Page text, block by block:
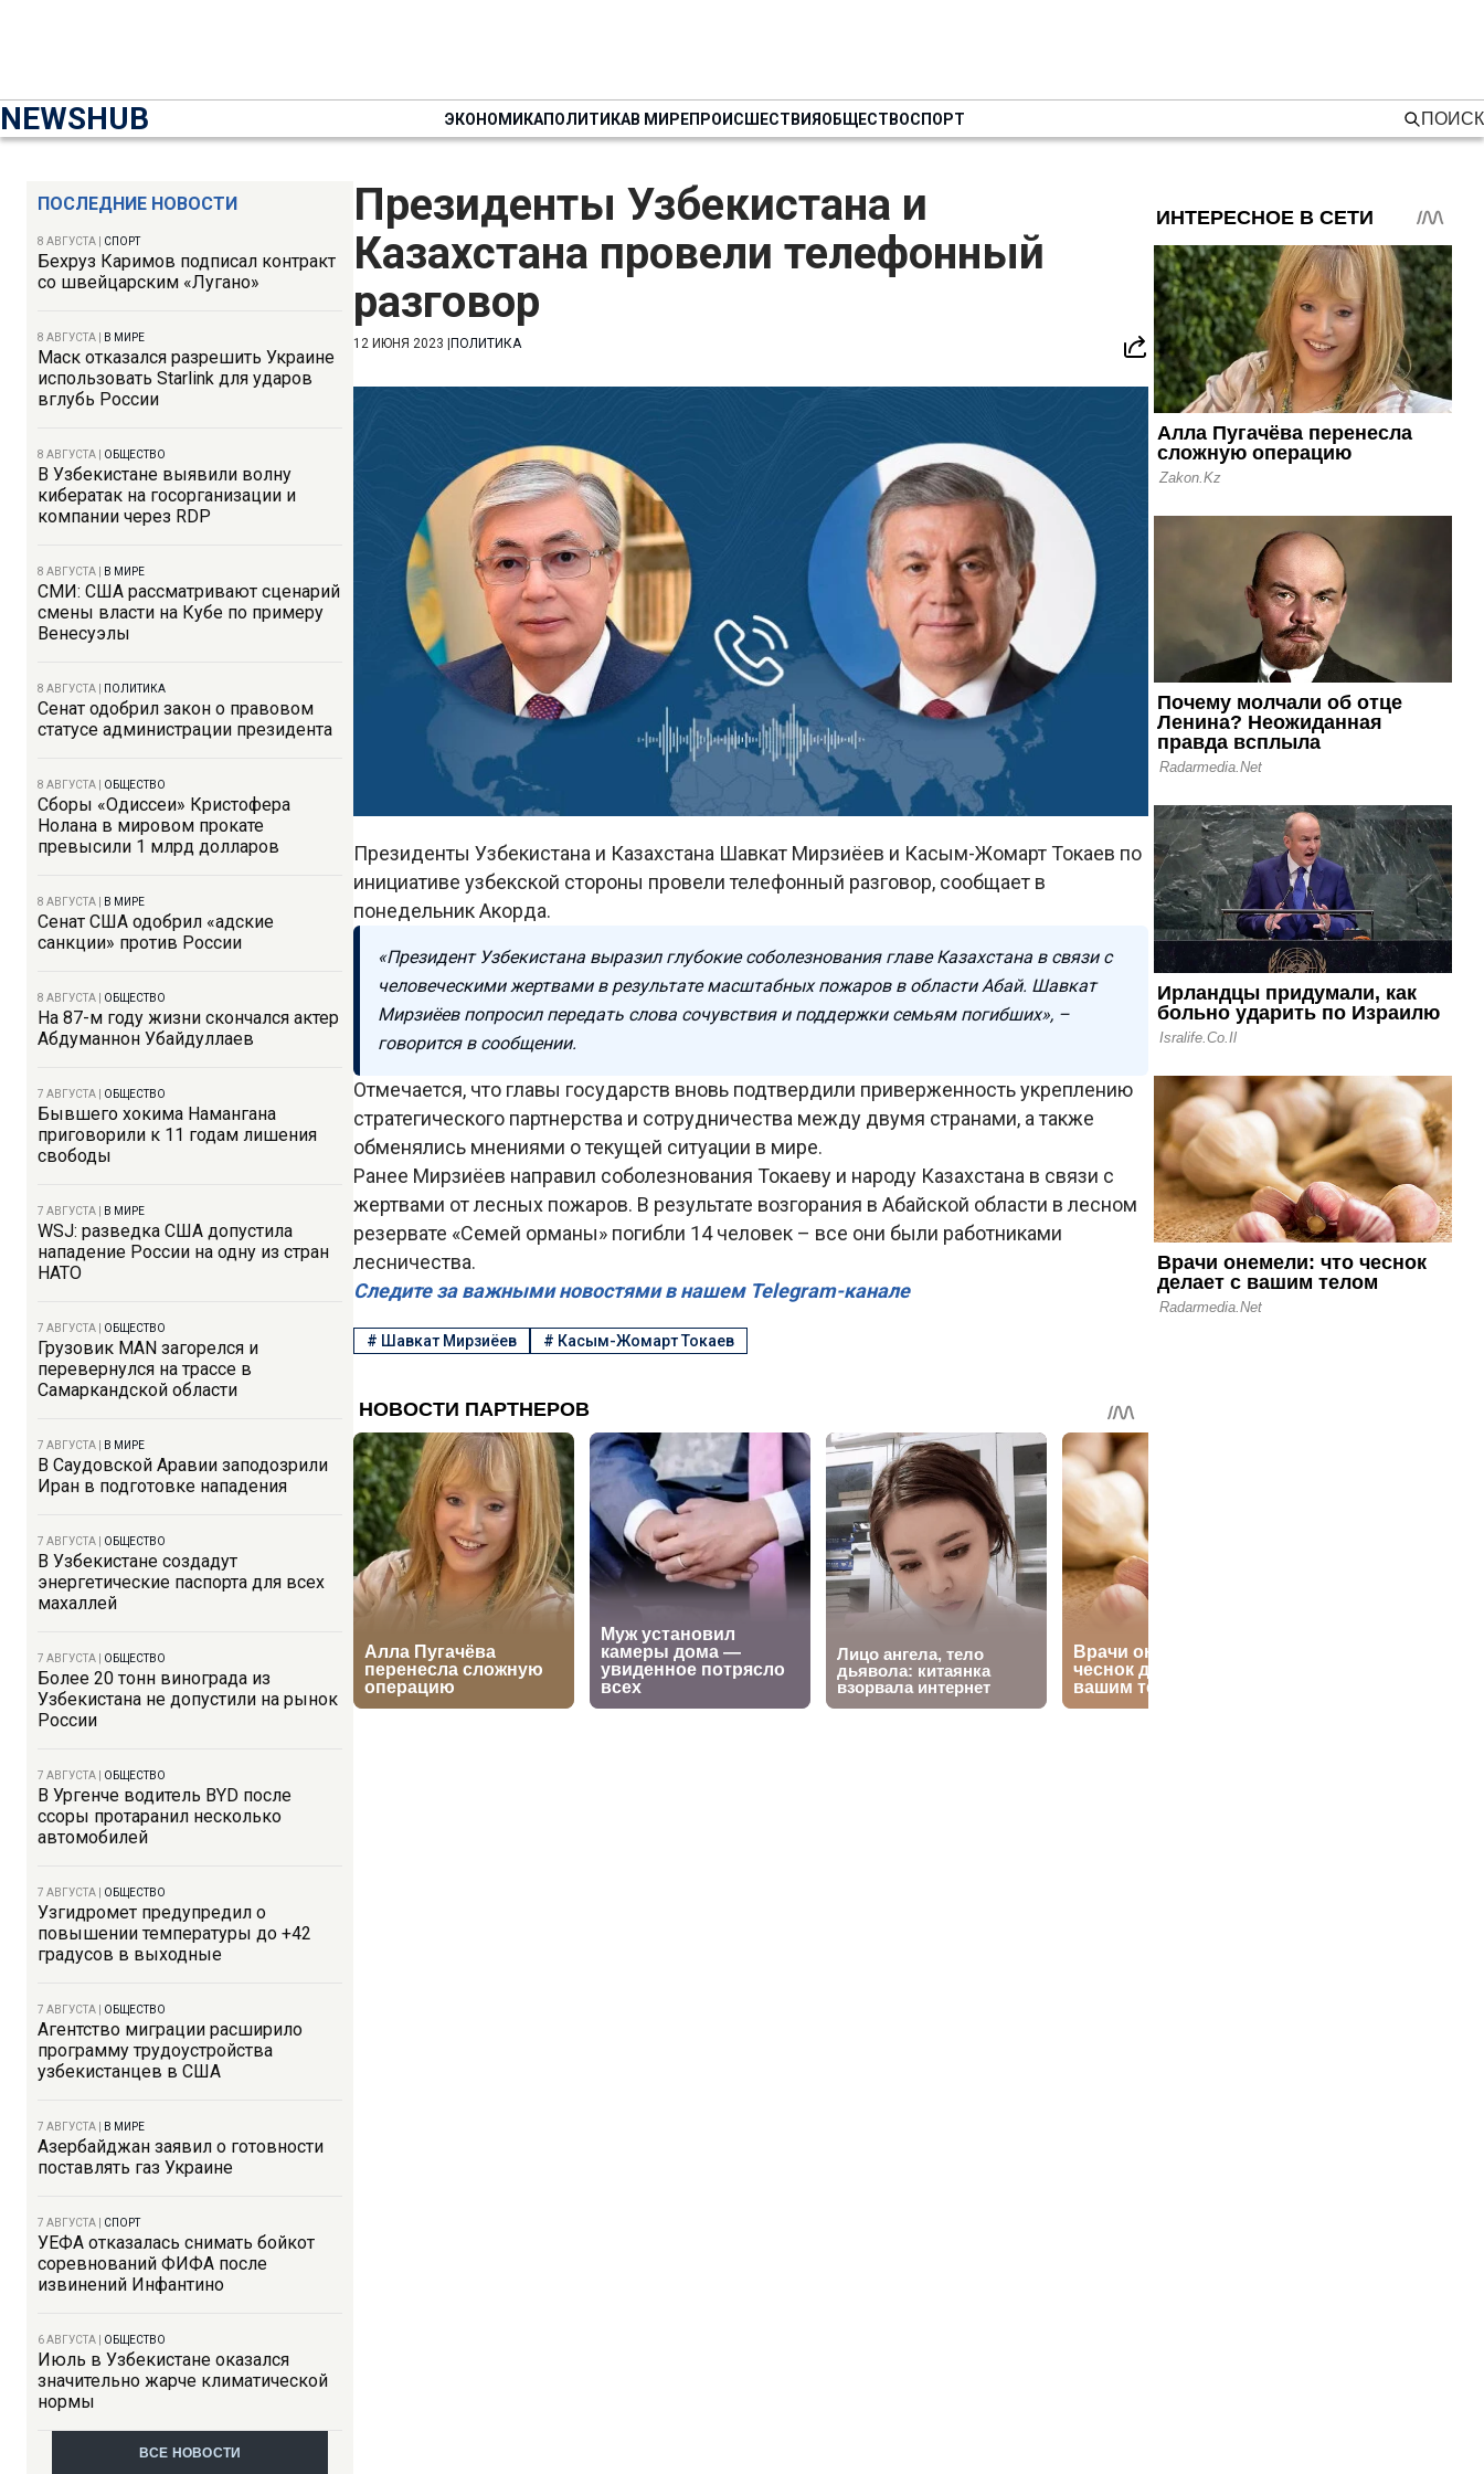
NEWSHUB ЭКОНОМИКАПОЛИТИКАВ МИРЕПРОИСШЕСТВИЯОБЩЕСТВОСПОРТ ПОИСК
ПОСЛЕДНИЕ НОВОСТИ
8 АВГУСТА СПОРТ
Бехруз Каримов подписал контракт
со швейцарским «Лугано»
8 АВГУСТА В МИРЕ
Маск отказался разрешить Украине
использовать Starlink для ударов
вглубь России
8 АВГУСТА ОБЩЕСТВО
В Узбекистане выявили волну
кибератак на госорганизации и
компании через RDP
8 АВГУСТА В МИРЕ
СМИ: США рассматривают сценарий
смены власти на Кубе по примеру
Венесуэлы
8 АВГУСТА ПОЛИТИКА
Сенат одобрил закон о правовом
статусе администрации президента
8 АВГУСТА ОБЩЕСТВО
Сборы «Одиссеи» Кристофера
Нолана в мировом прокате
превысили 1 млрд долларов
8 АВГУСТА В МИРЕ
Сенат США одобрил «адские
санкции» против России
8 АВГУСТА ОБЩЕСТВО
На 87-м году жизни скончался актер
Абдуманнон Убайдуллаев
7 АВГУСТА ОБЩЕСТВО
Бывшего хокима Намангана
приговорили к 11 годам лишения
свободы
7 АВГУСТА В МИРЕ
WSJ: разведка США допустила
нападение России на одну из стран
НАТО
7 АВГУСТА ОБЩЕСТВО
Грузовик MAN загорелся и
перевернулся на трассе в
Самаркандской области
7 АВГУСТА В МИРЕ
В Саудовской Аравии заподозрили
Иран в подготовке нападения
7 АВГУСТА ОБЩЕСТВО
В Узбекистане создадут
энергетические паспорта для всех
махаллей
7 АВГУСТА ОБЩЕСТВО
Более 20 тонн винограда из
Узбекистана не допустили на рынок
России
7 АВГУСТА ОБЩЕСТВО
В Ургенче водитель BYD после
ссоры протаранил несколько
автомобилей
7 АВГУСТА ОБЩЕСТВО
Узгидромет предупредил о
повышении температуры до +42
градусов в выходные
7 АВГУСТА ОБЩЕСТВО
Агентство миграции расширило
программу трудоустройства
узбекистанцев в США
7 АВГУСТА В МИРЕ
Азербайджан заявил о готовности
поставлять газ Украине
7 АВГУСТА СПОРТ
УЕФА отказалась снимать бойкот
соревнований ФИФА после
извинений Инфантино
6 АВГУСТА ОБЩЕСТВО
Июль в Узбекистане оказался
значительно жарче климатической
нормы
ВСЕ НОВОСТИ
Президенты Узбекистана и
Казахстана провели телефонный
разговор
12 ИЮНЯ 2023 ПОЛИТИКА
Президенты Узбекистана и Казахстана Шавкат Мирзиёев и Касым-Жомарт Токаев по
инициативе узбекской стороны провели телефонный разговор, сообщает в
понедельник Акорда.
«Президент Узбекистана выразил глубокие соболезнования главе Казахстана в связи с
человеческими жертвами в результате масштабных пожаров в области Абай. Шавкат
Мирзиёев попросил передать слова сочувствия и поддержки семьям погибших», –
говорится в сообщении.
Отмечается, что главы государств вновь подтвердили приверженность укреплению
стратегического партнерства и сотрудничества между двумя странами, а также
обменялись мнениями о текущей ситуации в мире.
Ранее Мирзиёев направил соболезнования Токаеву и народу Казахстана в связи с
жертвами от лесных пожаров. В результате возгорания в Абайской области в лесном
резервате «Семей орманы» погибли 14 человек – все они были работниками
лесничества.
Следите за важными новостями в нашем Telegram-канале
# Шавкат Мирзиёев # Касым-Жомарт Токаев